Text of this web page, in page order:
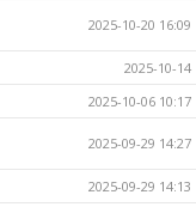
2025-10-20 16:09
2025-10-14
2025-10-06 10:17
2025-09-29 14:27
2025-09-29 14:13